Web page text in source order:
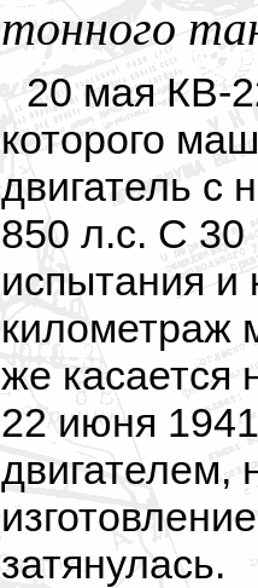
тонного
20 мая КВ-
которого
двигатель с
850 л.с. С
испытания и
километраж
же касается
22 июня
двигателем,
затянулась.